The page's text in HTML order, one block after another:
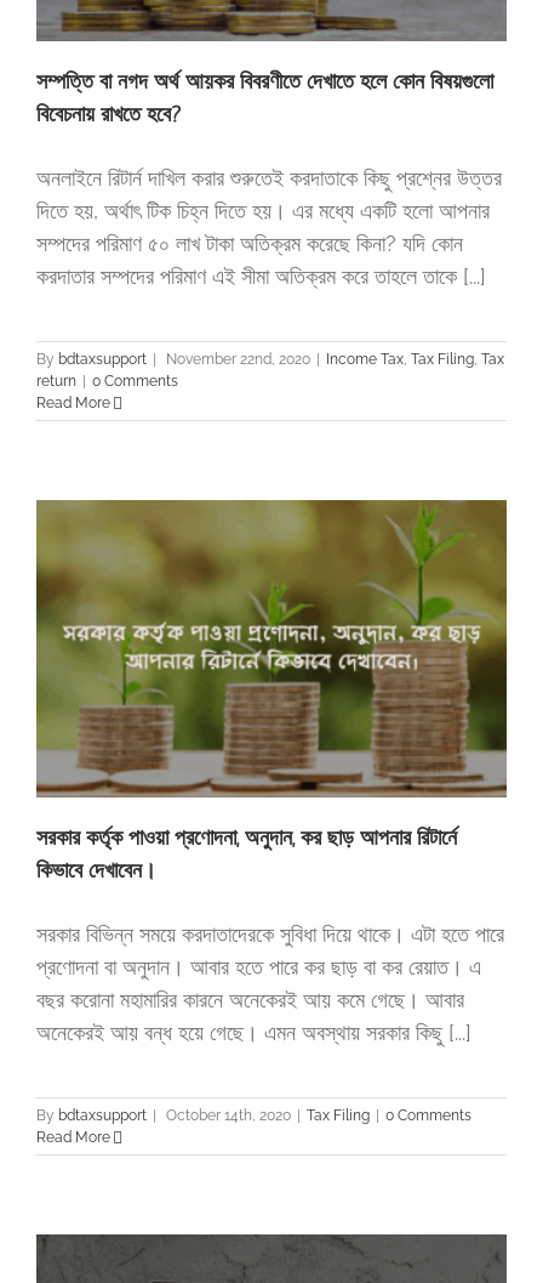
সম্পত্তি বা নগদ অর্থ আয়কর বিবরণীতে দেখাতে হলে কোন বিষয়গুলো
বিবেচনায় রাখতে হবে?
অনলাইনে রিটার্ন দাখিল করার শুরুতেই করদাতাকে কিছু প্রশ্নের উত্তর
দিতে হয়, অর্থাৎ টিক চিহ্ন দিতে হয়। এর মধ্যে একটি হলো আপনার
সম্পদের পরিমাণ ৫০ লাখ টাকা অতিক্রম করেছে কিনা? যদি কোন
করদাতার সম্পদের পরিমাণ এই সীমা অতিক্রম করে তাহলে তাকে [...]
By bdtaxsupport | November 22nd, 2020 | Income Tax Tax Filing Tax
return | 0 Comments
Read More
সরকার কর্তৃক পাওয়া প্রণোদনা, অনুদান, কর ছাড় আপনার রিটার্নে
কিভাবে দেখাবেন।
সরকার বিভিন্ন সময়ে করদাতাদেরকে সুবিধা দিয়ে থাকে। এটা হতে পারে
প্রণোদনা বা অনুদান। আবার হতে পারে কর ছাড় বা কর রেয়াত। এ
বছর করোনা মহামারির কারনে অনেকেরই আয় কমে গেছে। আবার
অনেকেরই আয় বন্ধ হয়ে গেছে। এমন অবস্থায় সরকার কিছু [...]
By bdtaxsupport | October 14th, 2020 | Tax Filing | 0 Comments
Read More